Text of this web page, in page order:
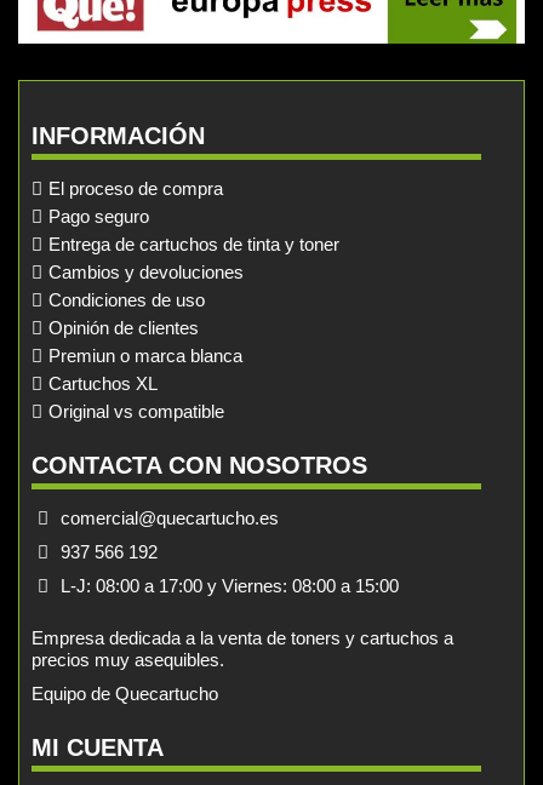
INFORMACIÓN
El proceso de compra
Pago seguro
Entrega de cartuchos de tinta y toner
Cambios y devoluciones
Condiciones de uso
Opinión de clientes
Premiun o marca blanca
Cartuchos XL
Original vs compatible
CONTACTA CON NOSOTROS
comercial@quecartucho.es
937 566 192
L-J: 08:00 a 17:00 y Viernes: 08:00 a 15:00
Empresa dedicada a la venta de toners y cartuchos a
precios muy asequibles.
Equipo de Quecartucho
MI CUENTA